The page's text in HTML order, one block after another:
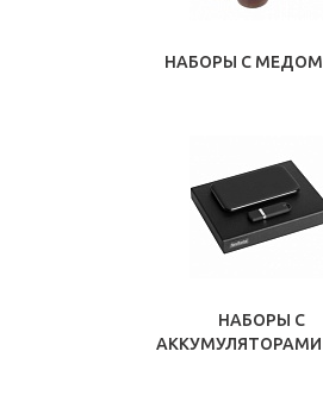
НАБОРЫ С МЕДОМ
НАБОРЫ С
АККУМУЛЯТОРАМИ